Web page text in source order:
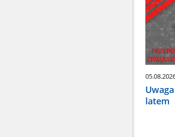
aby
wybrać
pozycję.
Dane
się
latem